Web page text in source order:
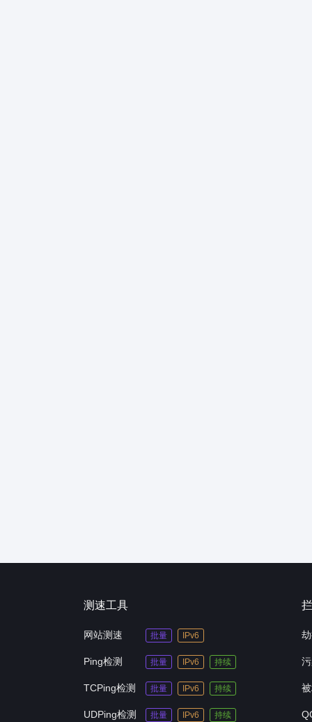
测速工具
网站测速 批量 IPv6
Ping检测 批量 IPv6 持续
TCPing检测 批量 IPv6 持续
UDPing检测 批量 IPv6 持续